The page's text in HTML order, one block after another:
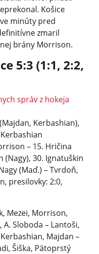
Košice
minúty pred
zmaril
brány Morrison.
5:3 (1:1, 2:2,
správ z hokeja
Kerbashian),
– 15. Hričina
(Nagy), 30. Ignatuškin
(Maď.) – Tvrdoň,
presilovky: 2:0,
Mezei, Morrison,
A. Sloboda – Lantoši,
Majdan –
Šiška, Pätoprstý